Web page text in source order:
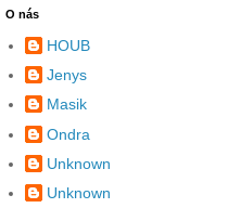
O nás
HOUB
Jenys
Masik
Ondra
Unknown
Unknown